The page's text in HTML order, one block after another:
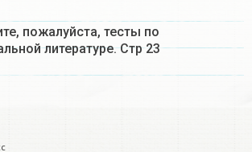
пожалуйста, тесты по
литературе. Стр 23